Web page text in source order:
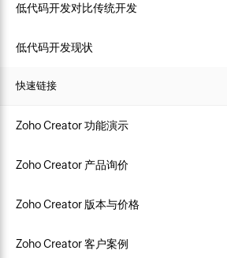
低代码开发对比传统开发
低代码开发现状
快速链接
Zoho Creator 功能演示
Zoho Creator 产品询价
Zoho Creator 版本与价格
Zoho Creator 客户案例